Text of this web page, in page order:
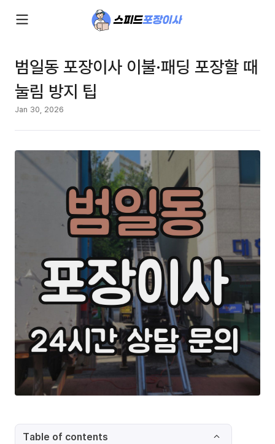
범일동 포장이사 이불·패딩 포장할 때
눌림 방지 팁
Jan 30, 2026
Table of contents